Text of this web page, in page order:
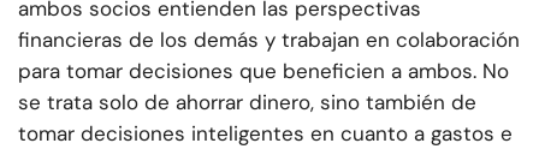
ambos socios entienden las perspectivas
financieras de los demás y trabajan en colaboración
para tomar decisiones que beneficien a ambos. No
se trata solo de ahorrar dinero, sino también de
tomar decisiones inteligentes en cuanto a gastos e